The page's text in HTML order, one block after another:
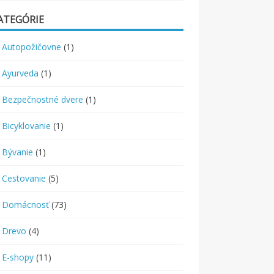
Autopožičovne (1)
Ayurveda (1)
Bezpečnostné dvere (1)
Bicyklovanie (1)
Bývanie (1)
Cestovanie (5)
Domácnosť(73)
Drevo (4)
E-shopy (11)